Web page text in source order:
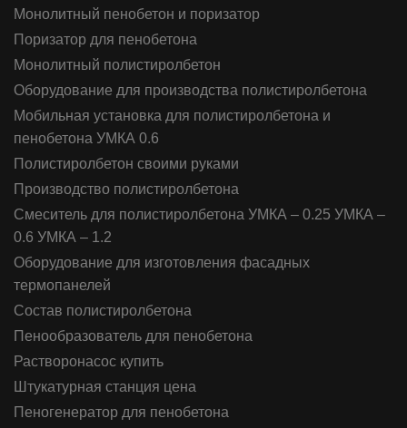
Монолитный пенобетон и поризатор
Поризатор для пенобетона
Монолитный полистиролбетон
Оборудование для производства полистиролбетона
Мобильная установка для полистиролбетона и
пенобетона УМКА 0.6
Полистиролбетон своими руками
Производство полистиролбетона
Смеситель для полистиролбетона УМКА – 0.25 УМКА –
0.6 УМКА – 1.2
Оборудование для изготовления фасадных
термопанелей
Состав полистиролбетона
Пенообразователь для пенобетона
Растворонасос купить
Штукатурная станция цена
Пеногенератор для пенобетона